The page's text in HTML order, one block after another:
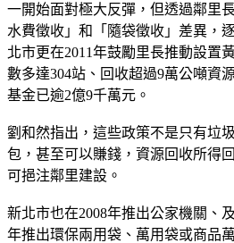
一開始面對極大反彈，但透過鄰里
水費徵收」和「隨袋徵收」差異，
北市更在2011年鼓勵里長推動設置
數多達304站、回收超過9萬公噸資
基金已逾2億9千萬元。
劉和然指出，這些政策不是只有垃
包，甚至可以賺錢，資源回收所得
可挹注鄰里建設。
新北市也在2008年推出公家機關、
年推出環保兩用袋、萬用袋或商品